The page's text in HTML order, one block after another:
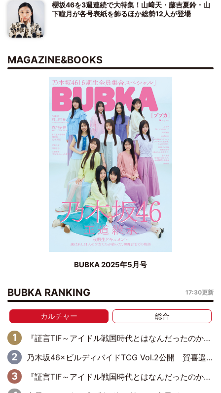
櫻坂46を3週連続で大特集！山﨑天・藤吉夏鈴・山
下瞳月が各号表紙を飾るほか総勢12人が登場
MAGAZINE&BOOKS
BUBKA 2025年5月号
BUBKA RANKING 17:30更新
カルチャー 総合
『証言TIF～アイドル戦国時代とはなんだったのか～』第10回：さくら学院・武藤彩未×飯田らうら「正直、中3で辞めるというのを信じてなくて。そう言われてはいたけど、嘘でしょって」
乃木坂46×ビルディバイドTCG Vol.2公開 賀喜遥香＆田村真佑が『京まふ』ステージに登壇
『証言TIF～アイドル戦国時代とはなんだったのか～』第8回：Negicco・Nao☆×Megu×Kaede「東京からオファーが来たのと、梨の皮剥きとどっちが大事なんだって」